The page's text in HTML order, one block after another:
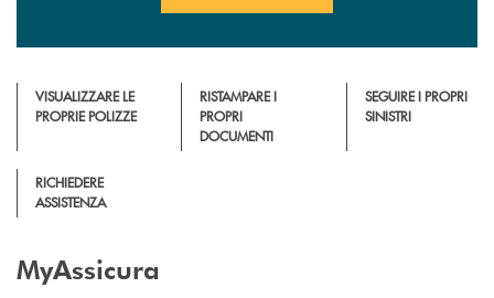
VISUALIZZARE LE
PROPRIE POLIZZE
RISTAMPARE I
PROPRI
DOCUMENTI
SEGUIRE I PROPRI
SINISTRI
RICHIEDERE
ASSISTENZA
MyAssicura